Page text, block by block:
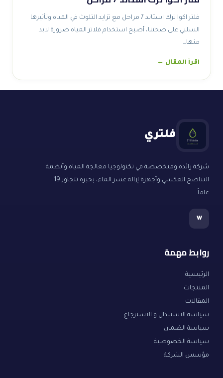
فلتر اكوا ترك استاند 7 مراحل مع تزايد التلوث في المياه وتأثيرها
السلبي على صحتنا، أصبح استخدام فلاتر المياه ضرورة لابد
منها…
اقرأ المقال ←
فلتري
شركة رائدة ومتخصصة في تكنولوجيا معالجة المياه وأنظمة
التناضح العكسي وأجهزة إزالة عسر الماء، بخبرة تتجاوز 19
عاماً.
w
روابط مهمة
الرئيسية
المنتجات
المقالات
سياسة الاستبدال و الاسترجاع
سياسة الضمان
سياسة الخصوصية
مؤسس الشركة